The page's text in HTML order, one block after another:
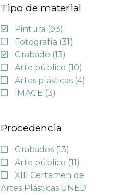
Tipo de material
Pintura (93)
Fotografía (31)
Grabado (13)
Arte público (10)
Artes plásticas (4)
IMAGE (3)
Procedencia
Grabados (13)
Arte público (11)
XIII Certamen de
Artes Plásticas UNED